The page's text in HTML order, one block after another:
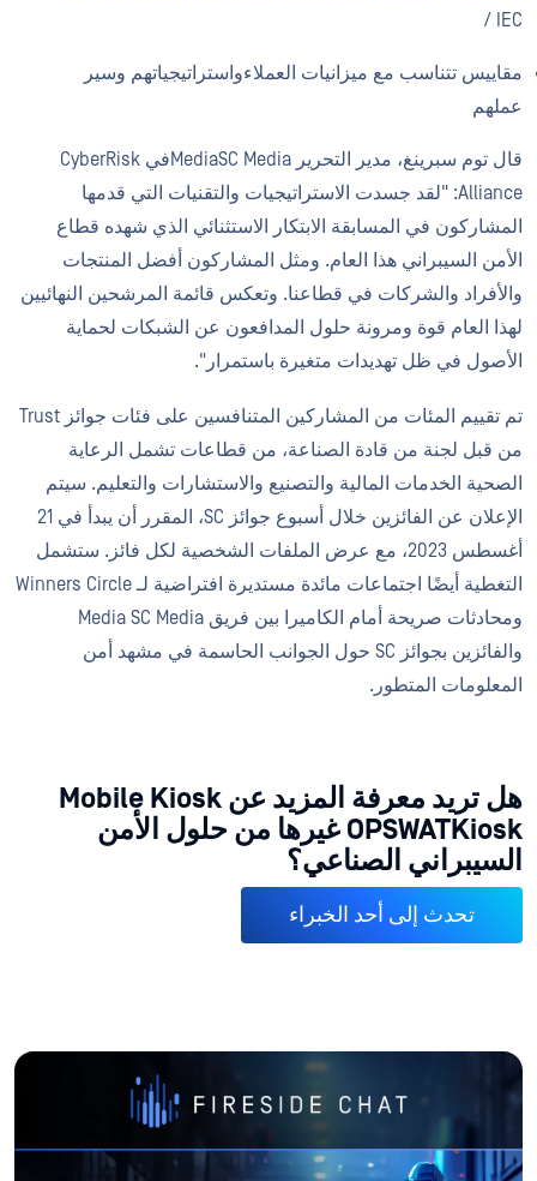
/ IEC
مقاييس تتناسب مع ميزانيات العملاءواستراتيجياتهم وسير
عملهم
قال توم سبرينغ، مدير التحرير MediaSC Mediaفي CyberRisk
Alliance: "لقد جسدت الاستراتيجيات والتقنيات التي قدمها
المشاركون في المسابقة الابتكار الاستثنائي الذي شهده قطاع
الأمن السيبراني هذا العام. ومثل المشاركون أفضل المنتجات
والأفراد والشركات في قطاعنا. وتعكس قائمة المرشحين النهائيين
لهذا العام قوة ومرونة حلول المدافعون عن الشبكات لحماية
الأصول في ظل تهديدات متغيرة باستمرار".
تم تقييم المئات من المشاركين المتنافسين على فئات جوائز Trust
من قبل لجنة من قادة الصناعة، من قطاعات تشمل الرعاية
الصحية الخدمات المالية والتصنيع والاستشارات والتعليم. سيتم
الإعلان عن الفائزين خلال أسبوع جوائز SC، المقرر أن يبدأ في 21
أغسطس 2023، مع عرض الملفات الشخصية لكل فائز. ستشمل
التغطية أيضًا اجتماعات مائدة مستديرة افتراضية لـ Winners Circle
ومحادثات صريحة أمام الكاميرا بين فريق Media SC Media
والفائزين بجوائز SC حول الجوانب الحاسمة في مشهد أمن
المعلومات المتطور.
هل تريد معرفة المزيد عن Mobile Kiosk
OPSWATKiosk غيرها من حلول الأمن
السيبراني الصناعي؟
تحدث إلى أحد الخبراء